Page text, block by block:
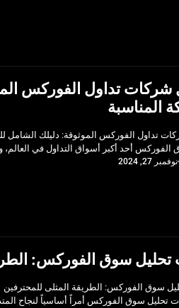
تداول الفوركس
المناسبة
تداول الفوركس الموثوقة: دليلك الشامل
الفوركس أحد أكبر أسواق التداول في العالم،
نوفمبر 27, 2024
تحليل سوق الفوركس:
سوق الفوركس: الطريقة المثلى للمحترفين
تحليل سوق الفوركس أمراً أساسياً لنجاح